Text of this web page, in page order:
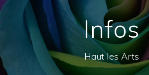
Infos
Haut les Arts